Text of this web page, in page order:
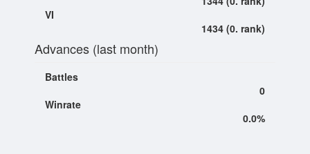
VI
1434 (0. rank)
Advances (last month)
Battles
0
Winrate
0.0%